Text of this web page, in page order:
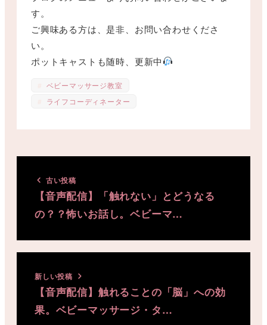
す。
ご興味ある方は、是非、お問い合わせくださ
い。
ポットキャストも随時、更新中
ベビーマッサージ教室
ライフコーディネーター
古い投稿
【音声配信】「触れない」とどうなる
の？？怖いお話し。ベビーマ…
新しい投稿
【音声配信】触れることの「脳」への効
果。ベビーマッサージ・タ…